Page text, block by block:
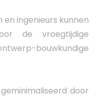
ingenieurs kunnen
de vroegtijdige
bouwkundige
door